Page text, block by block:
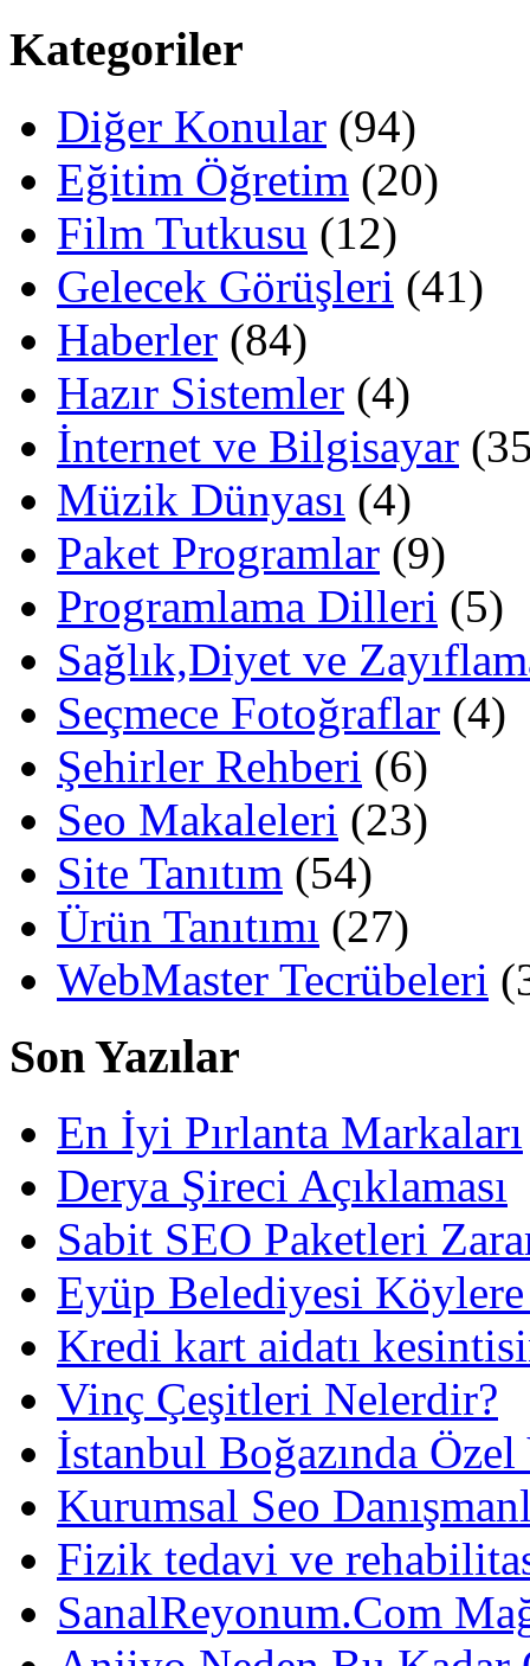
Kategoriler
Diğer Konular (94)
Eğitim Öğretim (20)
Film Tutkusu (12)
Gelecek Görüşleri (41)
Haberler (84)
Hazır Sistemler (4)
İnternet ve Bilgisayar
Müzik Dünyası (4)
Paket Programlar (9)
Programlama Dilleri (5)
Sağlık,Diyet ve
Seçmece Fotoğraflar (4)
Şehirler Rehberi (6)
Seo Makaleleri (23)
Site Tanıtım (54)
Ürün Tanıtımı (27)
WebMaster Tecrübeleri
Son Yazılar
En İyi Pırlanta Markaları
Derya Şireci Açıklaması
Sabit SEO Paketleri
Eyüp Belediyesi
Kredi kart aidatı
Vinç Çeşitleri Nelerdir?
İstanbul Boğazında
Kurumsal Seo
Fizik tedavi ve
SanalReyonum.Com